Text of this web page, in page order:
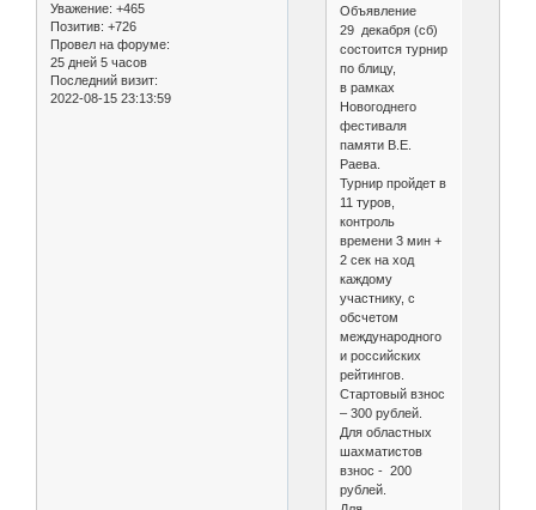
Уважение: +465
Позитив: +726
Провел на форуме:
25 дней 5 часов
Последний визит:
2022-08-15 23:13:59
Объявление
29 декабря (сб)
состоится турнир
по блицу,
в рамках
Новогоднего
фестиваля
памяти В.Е.
Раева.
Турнир пройдет в
11 туров,
контроль
времени 3 мин +
2 сек на ход
каждому
участнику, с
обсчетом
международного
и российских
рейтингов.
Стартовый взнос
– 300 рублей.
Для областных
шахматистов
взнос - 200
рублей.